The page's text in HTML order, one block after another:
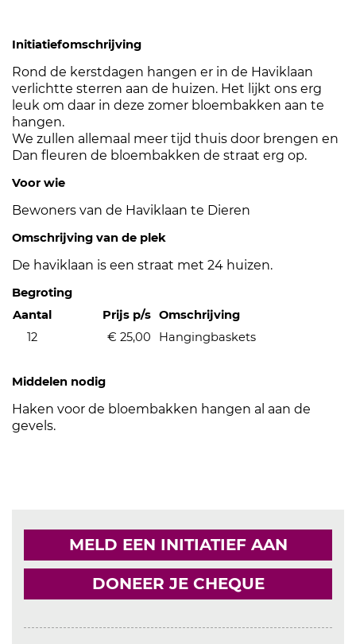
Initiatiefomschrijving
Rond de kerstdagen hangen er in de Haviklaan
verlichtte sterren aan de huizen. Het lijkt ons erg
leuk om daar in deze zomer bloembakken aan te
hangen.
We zullen allemaal meer tijd thuis door brengen en
Dan fleuren de bloembakken de straat erg op.
Voor wie
Bewoners van de Haviklaan te Dieren
Omschrijving van de plek
De haviklaan is een straat met 24 huizen.
Begroting
Aantal
Prijs p/s Omschrijving
12
€ 25,00 Hangingbaskets
Middelen nodig
Haken voor de bloembakken hangen al aan de
gevels.
MELD EEN INITIATIEF AAN
DONEER JE CHEQUE